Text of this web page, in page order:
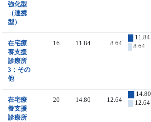
強化型
（連携
型）
在宅療
養支援
診療所
3：その
他
16 11.84 8.64
11.84
8.64
在宅療
養支援
診療所
20 14.80 12.64
14.80
12.64